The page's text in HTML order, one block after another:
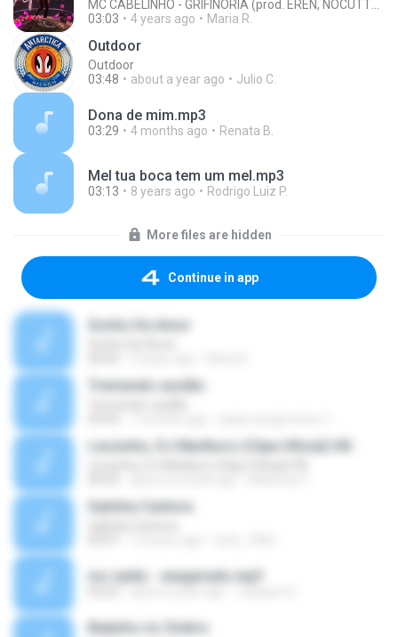
03:03
4 years ago Maria R.
Outdoor
Outdoor
03:48
about a year ago Julio C.
Dona de mim.mp3
03:29 4 months ago Renata B.
Mel tua boca tem um mel.mp3
03:13 8 years ago Rodrigo Luiz P.
More files are hidden
Continue in app
Sonho De Amor
Tremendo vacilão
Leozinho, DJ Marlboro (Clipe Oficial) HD
Galinha Cantora
mc naldo - exagerado.mp3
Beijinho no Ombro